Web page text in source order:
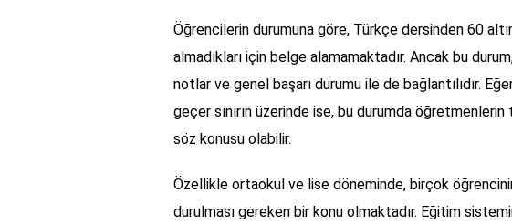
Öğrencilerin durumuna göre, Türkçe dersinden 60
almadıkları için belge alamamaktadır. Ancak bu
notlar ve genel başarı durumu ile de bağlantılıdır.
geçer sınırın üzerinde ise, bu durumda
söz konusu olabilir.
Özellikle ortaokul ve lise döneminde, birçok
durulması gereken bir konu olmaktadır. Eğitim